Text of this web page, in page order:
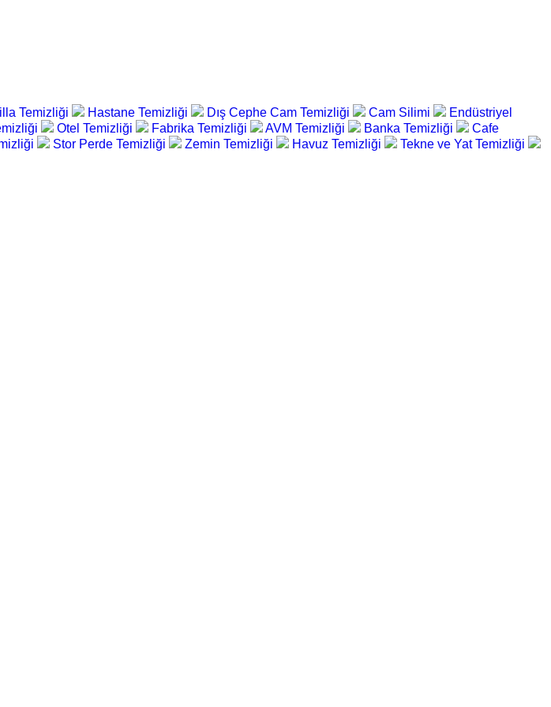
Temizliği Hastane Temizliği Dış Cephe Cam Temizliği Cam Silimi
Endüstriyel
Otel Temizliği Fabrika Temizliği AVM Temizliği Banka Temizliği
Cafe
Stor Perde Temizliği Zemin Temizliği Havuz Temizliği
Tekne ve Yat Temizliği